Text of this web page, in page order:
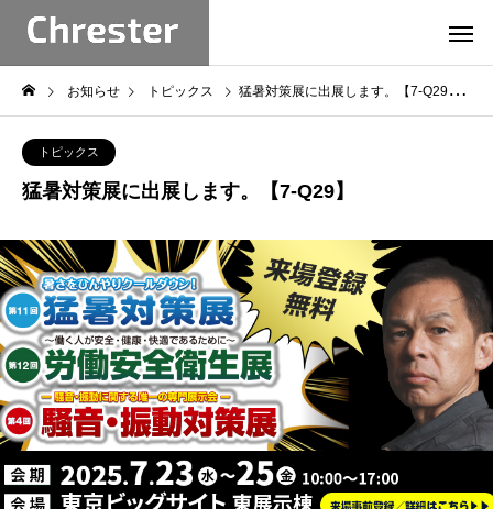
お知らせ トピックス 猛暑対策展に出展します。【7-Q29】
トピックス
猛暑対策展に出展します。【7-Q29】